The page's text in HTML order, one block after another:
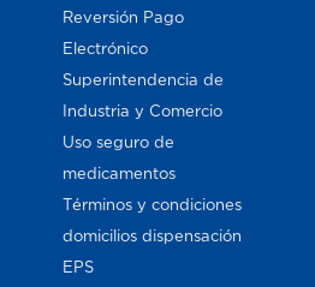
Reversión Pago
Electrónico
Superintendencia de
Industria y Comercio
Uso seguro de
medicamentos
Términos y condiciones
domicilios dispensación
EPS